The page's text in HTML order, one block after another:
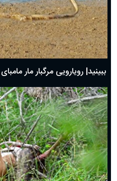
ببینید| رویارویی مرگبار مار